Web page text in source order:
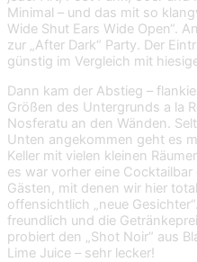
Minimal – und das mit so
Wide Shut Ears Wide Open“.
zur „After Dark“ Party. Der
günstig im Vergleich mit
Dann kam der Abstieg –
Größen des Untergrunds a la
Nosferatu an den Wänden.
Unten angekommen geht es
Keller mit vielen kleinen
es war vorher eine
Gästen, mit denen wir hier
offensichtlich „neue
freundlich und die
probiert den „Shot Noir“ aus
Lime Juice – sehr lecker!